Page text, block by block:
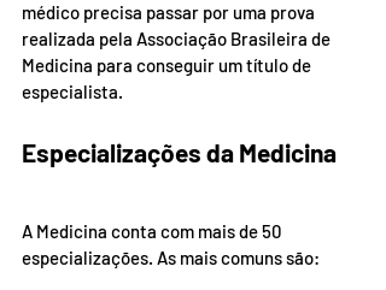
médico precisa passar por uma prova
realizada pela Associação Brasileira de
Medicina para conseguir um título de
especialista.
Especializações da Medicina
A Medicina conta com mais de 50
especializações. As mais comuns são: